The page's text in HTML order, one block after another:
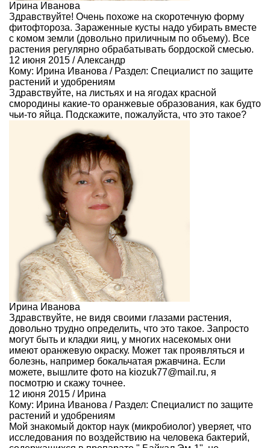
Ирина Иванова
Здравствуйте! Очень похоже на скоротечную форму
фитофтороза. Зараженные кусты надо убирать вместе
с комом земли (довольно приличным по объему). Все
растения регулярно обрабатывать бордоской смесью.
12 июня 2015 / Александр
Кому: Ирина Иванова / Раздел: Специалист по защите
растений и удобрениям
Здравствуйте, на листьях и на ягодах красной
смородины какие-то оранжевые образования, как будто
чьи-то яйца. Подскажите, пожалуйста, что это такое?
Ирина Иванова
Здравствуйте, не видя своими глазами растения,
довольно трудно определить, что это такое. Запросто
могут быть и кладки яиц, у многих насекомых они
имеют оранжевую окраску. Может так проявляться и
болезнь, например бокальчатая ржавчина. Если
можете, вышлите фото на kiozuk77@mail.ru, я
посмотрю и скажу точнее.
12 июня 2015 / Ирина
Кому: Ирина Иванова / Раздел: Специалист по защите
растений и удобрениям
Мой знакомый доктор наук (микробиолог) уверяет, что
исследования по воздействию на человека бактерий,